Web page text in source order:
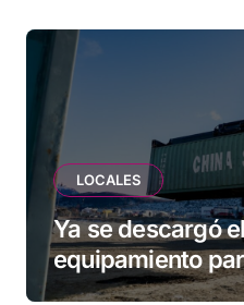
LOCALES
Ya se descargó
equipamiento
de Ushuaia